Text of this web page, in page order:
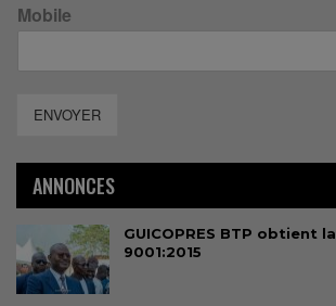
Mobile
ENVOYER
ANNONCES
GUICOPRES BTP obtient
9001:2015